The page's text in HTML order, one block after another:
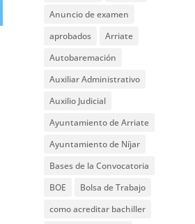
Anuncio de examen
aprobados
Arriate
Autobaremación
Auxiliar Administrativo
Auxilio Judicial
Ayuntamiento de Arriate
Ayuntamiento de Níjar
Bases de la Convocatoria
BOE
Bolsa de Trabajo
como acreditar bachiller